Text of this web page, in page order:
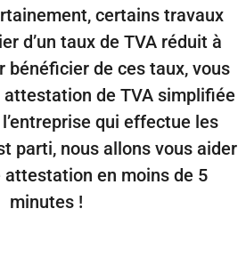
certains travaux
d’un taux de TVA réduit à
bénéficier de ces taux, vous
de TVA simplifiée
qui effectue les
parti, nous allons vous aider
en moins de 5
minutes !